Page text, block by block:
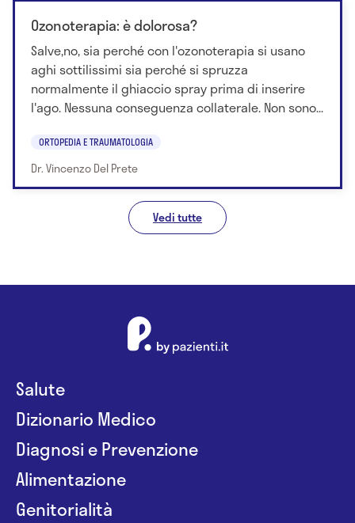
Ozonoterapia: è dolorosa?
Salve,no, sia perché con l'ozonoterapia si usano
aghi sottilissimi sia perché si spruzza
normalmente il ghiaccio spray prima di inserire
l'ago. Nessuna conseguenza collaterale. Non sono...
ORTOPEDIA E TRAUMATOLOGIA
Dr. Vincenzo Del Prete
Vedi tutte
Salute
Dizionario Medico
Diagnosi e Prevenzione
Alimentazione
Genitorialità